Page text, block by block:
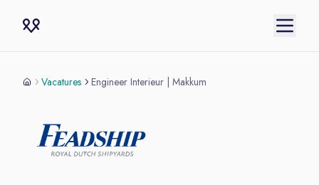
Vacatures Engineer Interieur | Makkum